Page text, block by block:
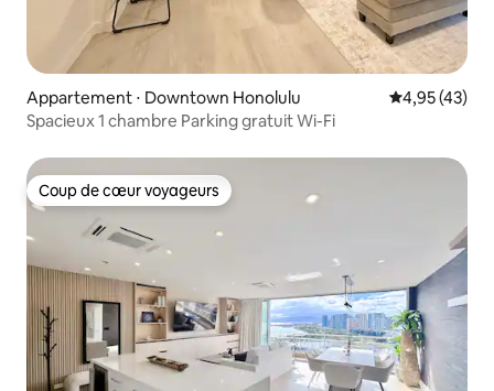
Appartement ⋅ Downtown Honolulu Évaluation
4,95 (43)
Spacieux 1 chambre Parking gratuit Wi-Fi
Coup de cœur voyageurs
Coup de cœur voyageurs